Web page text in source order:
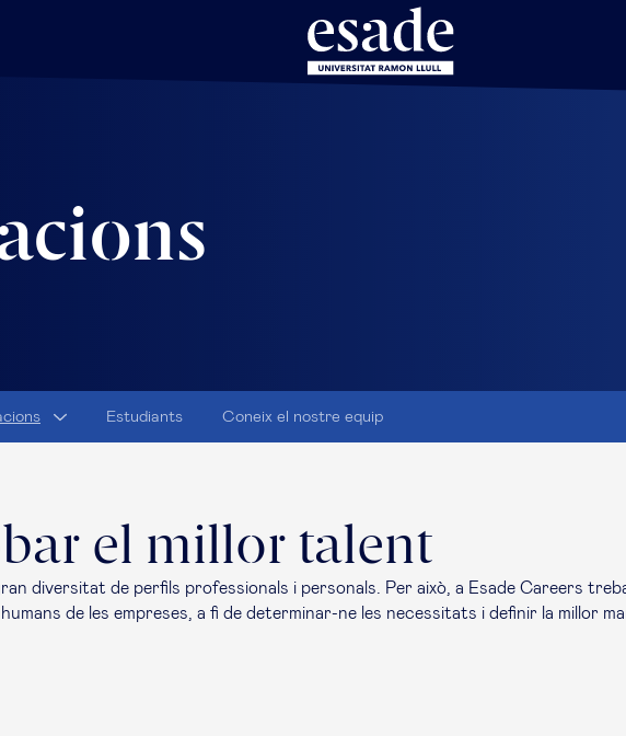
Estudiants Coneix el nostre equip
el millor talent
diversitat de perfils professionals i personals. Per això, a Esade Careers
de les empreses, a fi de determinar-ne les necessitats i definir la millor